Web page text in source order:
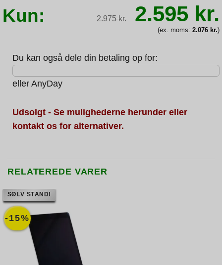
Kun: 2.975kr. Den
pris
var:
2.595 kr.
(ex. moms: 2.076 kr.)
Du kan også dele din betaling op for:
eller AnyDay
Udsolgt - Se mulighederne herunder eller
kontakt os for alternativer.
RELATEREDE VARER
-15%
SØLV STAND!